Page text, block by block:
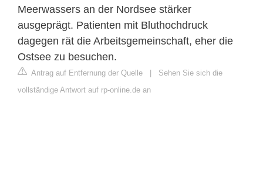
Meerwassers an der Nordsee stärker
ausgeprägt. Patienten mit Bluthochdruck
dagegen rät die Arbeitsgemeinschaft, eher die
Ostsee zu besuchen.
Antrag auf Entfernung der Quelle | Sehen Sie sich die
vollständige Antwort auf rp-online.de an